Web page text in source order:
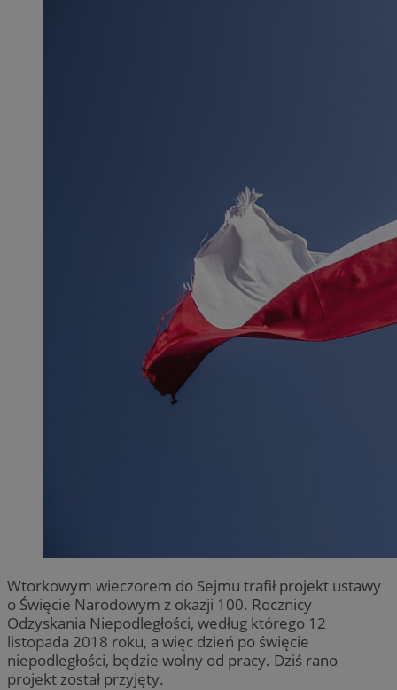
Wtorkowym wieczorem do Sejmu trafił projekt ustawy
o Święcie Narodowym z okazji 100. Rocznicy
Odzyskania Niepodległości, według którego 12
listopada 2018 roku, a więc dzień po święcie
niepodległości, będzie wolny od pracy. Dziś rano
projekt został przyjęty.